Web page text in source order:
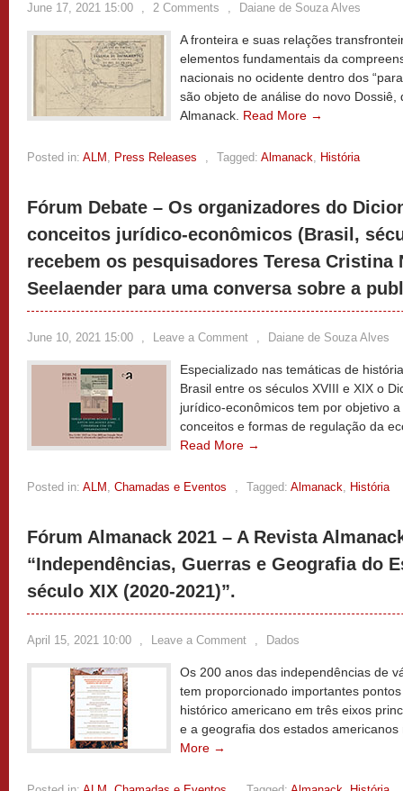
June 17, 2021 15:00 , 2 Comments , Daiane de Souza Alves
A fronteira e suas relações
elementos fundamentais da
nacionais no ocidente dentro dos
são objeto de análise do novo Dossiê,
Almanack. Read More →
Posted in: ALM , Press Releases , Tagged: Almanack, História
Fórum Debate – Os organizadores do
conceitos jurídico-econômicos (Brasil,
recebem os pesquisadores Teresa Cristina
Seelaender para uma conversa sobre a
June 10, 2021 15:00 , Leave a Comment , Daiane de Souza Alves
Especializado nas temáticas de
Brasil entre os séculos XVIII e XIX o
jurídico-econômicos tem por objetivo
conceitos e formas de regulação da
Read More →
Posted in: ALM , Chamadas e Eventos , Tagged: Almanack, História
Fórum Almanack 2021 – A Revista
“Independências, Guerras e Geografia do
século XIX (2020-2021)”.
April 15, 2021 10:00 , Leave a Comment , Dados
Os 200 anos das independências de
tem proporcionado importantes
histórico americano em três eixos
e a geografia dos estados
More →